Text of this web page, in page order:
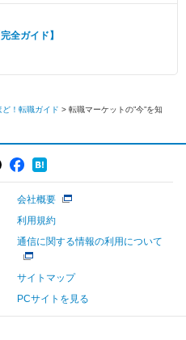
全ガイド】
ど！転職ガイド > 転職マーケットの”今”を知
会社概要
利用規約
通信に関する情報の利用について
サイトマップ
PCサイトを見る